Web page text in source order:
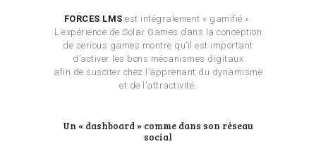
FORCES LMSest intégralement « gamifié ».
L’expérience de Solar Games dans la conception
de serious games montre qu’il est important
d’activer les bons mécanismes digitaux
afin de susciter chez l’apprenant du dynamisme
et de l’attractivité.
Un « dashboard » comme dans son réseau
social